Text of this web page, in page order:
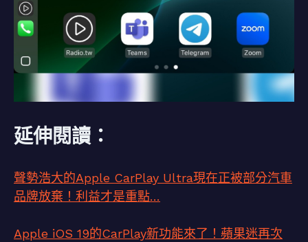
延伸閱讀：
聲勢浩大的Apple CarPlay Ultra現在正被部分汽車
品牌放棄！利益才是重點…
Apple iOS 19的CarPlay新功能來了！蘋果迷再次